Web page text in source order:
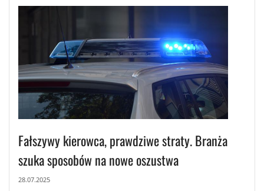
Fałszywy kierowca, prawdziwe straty. Branża
szuka sposobów na nowe oszustwa
28.07.2025